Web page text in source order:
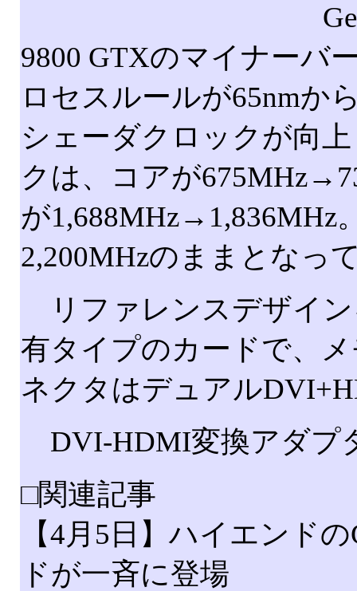
9800 GTXのマイナーバ
ロセスルールが65nmか
シェーダクロックが向
クは、コアが
が1,688MHz→1,836MHz
2,200MHzのままとなっ
リファレンスデザイ
有タイプのカードで、
ネクタはデュアル
DVI-HDMI変換アダプ
□関連記事
【4月5日】ハイエンド
ドが一斉に登場